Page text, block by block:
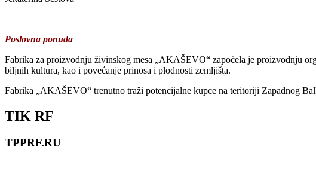
Poslovna ponuda
Fabrika za proizvodnju živinskog mesa „AKAŠEVO“ započela je proizvodnju
biljnih kultura, kao i povećanje prinosa i plodnosti zemljišta.
Fabrika „AKAŠEVO“ trenutno traži potencijalne kupce na teritoriji Zapadnog
TIK RF
TPPRF.RU